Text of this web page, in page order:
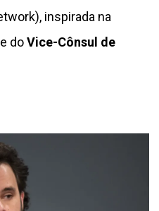
inspirada na
doVice-Cônsul de